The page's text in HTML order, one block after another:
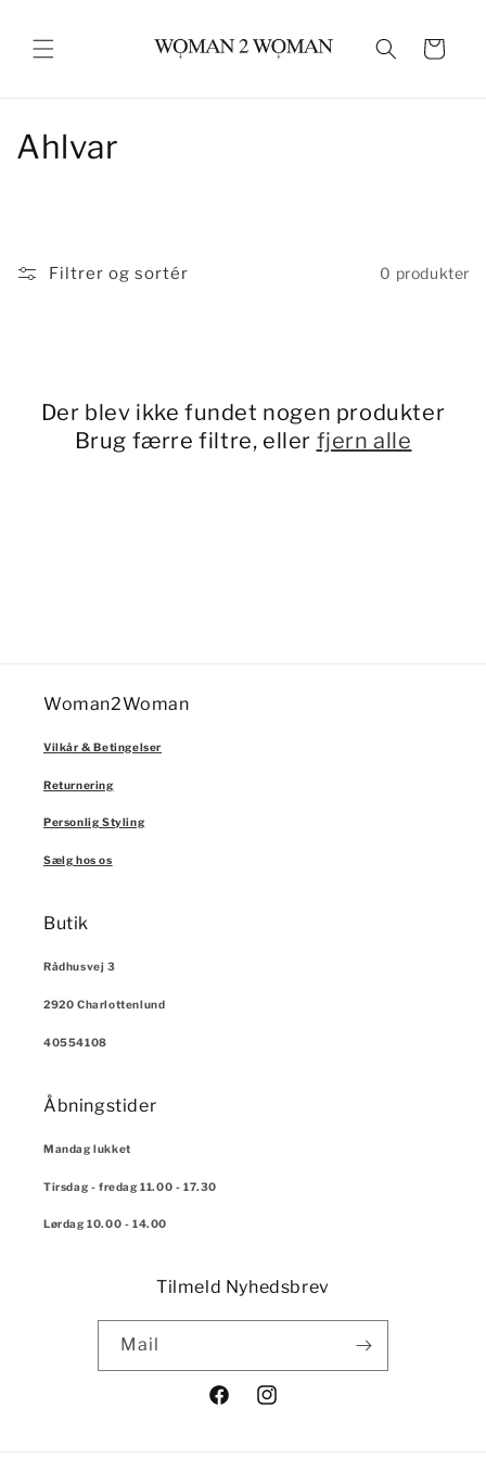
Indkøbskurv
K
l
Ahlvar
Filtrer og sortér 0 produkter
Der blev ikke fundet nogen produkter
Brug færre filtre, eller fjern alle
Woman2Woman
Vilkår & Betingelser
Returnering
Personlig Styling
Sælg hos os
Butik
Rådhusvej 3
2920 Charlottenlund
40554108
Åbningstider
Mandag lukket
Tirsdag - fredag 11.00 - 17.30
Lørdag 10.00 - 14.00
Tilmeld Nyhedsbrev
Mail
FacebookInstagram